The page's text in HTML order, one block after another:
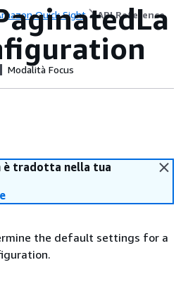
Quick Sight API Reference
Modalità Focus
è tradotta nella tua
the default settings for a